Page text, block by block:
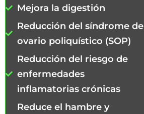
Mejora la digestión
Reducción del síndrome de
ovario poliquístico (SOP)
Reducción del riesgo de
enfermedades
inflamatorias crónicas
Reduce el hambre y